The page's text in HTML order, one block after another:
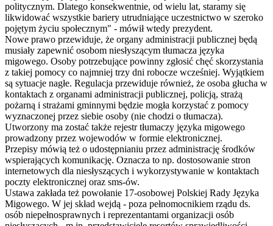
politycznym. Dlatego konsekwentnie, od wielu lat, staramy się
likwidować wszystkie bariery utrudniające uczestnictwo w szeroko
pojętym życiu społecznym" - mówił wtedy prezydent.
Nowe prawo przewiduje, że organy administracji publicznej będą
musiały zapewnić osobom niesłyszącym tłumacza języka
migowego. Osoby potrzebujące powinny zgłosić chęć skorzystania
z takiej pomocy co najmniej trzy dni robocze wcześniej. Wyjątkiem
są sytuacje nagłe. Regulacja przewiduje również, że osoba głucha w
kontaktach z organami administracji publicznej, policją, strażą
pożarną i strażami gminnymi będzie mogła korzystać z pomocy
wyznaczonej przez siebie osoby (nie chodzi o tłumacza).
Utworzony ma zostać także rejestr tłumaczy języka migowego
prowadzony przez wojewodów w formie elektronicznej.
Przepisy mówią też o udostępnianiu przez administrację środków
wspierających komunikację. Oznacza to np. dostosowanie stron
internetowych dla niesłyszących i wykorzystywanie w kontaktach
poczty elektronicznej oraz sms-ów.
Ustawa zakłada też powołanie 17-osobowej Polskiej Rady Języka
Migowego. W jej skład wejdą - poza pełnomocnikiem rządu ds.
osób niepełnosprawnych i reprezentantami organizacji osób